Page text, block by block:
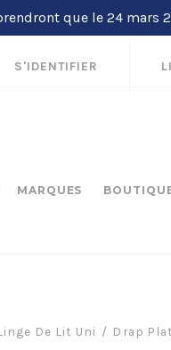
que le 24 mars
S'IDENTIFIER
MARQUES
De Lit Uni Drap Plat